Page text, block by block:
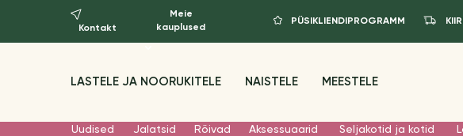
Kontakt
Meie
kauplused
PÜSIKLIENDIPROGRAMM
LASTELE JA NOORUKITELE NAISTELE MEESTELE
Uudised Jalatsid Rõivad Aksessuaarid Seljakotid ja kotid